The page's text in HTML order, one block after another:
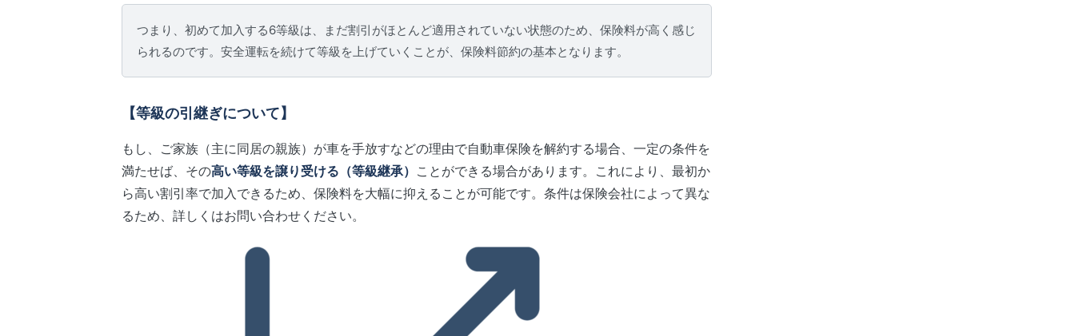
つまり、初めて加入する6等級は、まだ割引がほとんど適用されていない状態のため、保険料が高く感じ
られるのです。安全運転を続けて等級を上げていくことが、保険料節約の基本となります。
【等級の引継ぎについて】
もし、ご家族（主に同居の親族）が車を手放すなどの理由で自動車保険を解約する場合、一定の条件を
満たせば、その高い等級を譲り受ける（等級継承） ことができる場合があります。これにより、最初か
ら高い割引率で加入できるため、保険料を大幅に抑えることが可能です。条件は保険会社によって異な
るため、詳しくはお問い合わせください。